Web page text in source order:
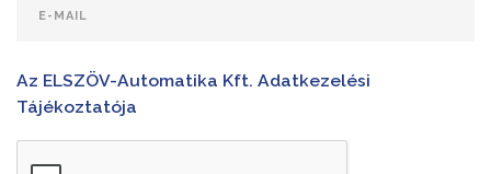
Az ELSZÖV-Automatika Kft. Adatkezelési
Tájékoztatója